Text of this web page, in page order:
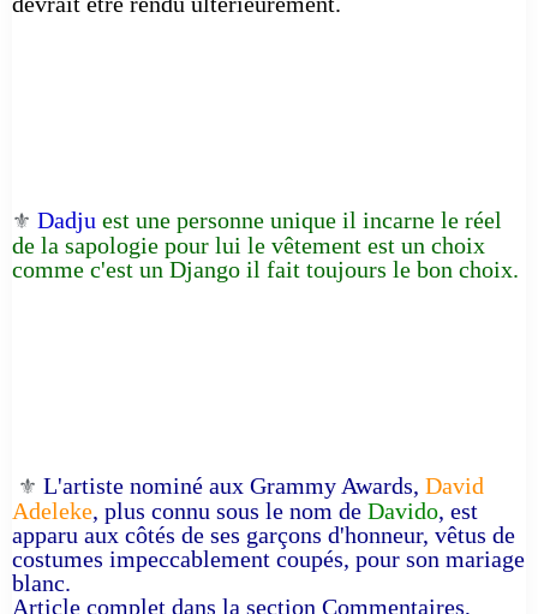
⚜️ Dadju est une personne unique il incarne le réel
de la sapologie pour lui le vêtement est un choix
comme c'est un Django il fait toujours le bon choix.
⚜️ L'artiste nominé aux Grammy Awards, David
Adeleke, plus connu sous le nom de Davido, est
apparu aux côtés de ses garçons d'honneur, vêtus de
costumes impeccablement coupés, pour son mariage
blanc.
Article complet dans la section Commentaires,